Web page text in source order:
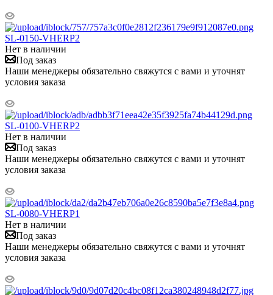
SL-0150-VHERP2
Нет в наличии
Под заказ
Наши менеджеры обязательно свяжутся с вами и уточнят
условия заказа
SL-0100-VHERP2
Нет в наличии
Под заказ
Наши менеджеры обязательно свяжутся с вами и уточнят
условия заказа
SL-0080-VHERP1
Нет в наличии
Под заказ
Наши менеджеры обязательно свяжутся с вами и уточнят
условия заказа